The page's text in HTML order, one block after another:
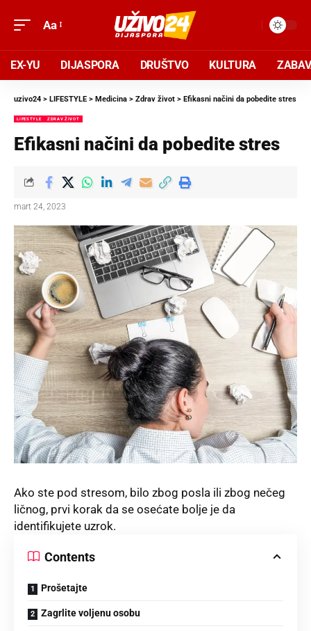
Aa
EX-YU DIJASPORA DRUŠTVO KULTURA
uzivo24 > LIFESTYLE > Medicina > Zdrav život > Efikasni načini da pobedite stres
LIFESTYLE ZDRAV ŽIVOT
Efikasni načini da pobedite stres
mart 24, 2023
Ako ste pod stresom, bilo zbog posla ili zbog nečeg
ličnog, prvi korak da se osećate bolje je da
identifikujete uzrok.
Contents
Prošetajte
Zagrlite voljenu osobu